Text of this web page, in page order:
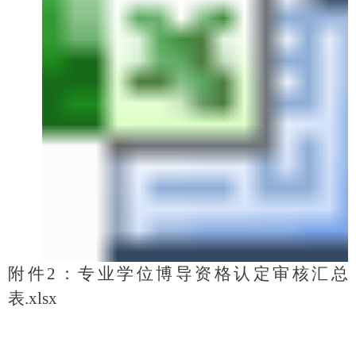
附件2：专业学位博导资格认定审核汇总
表.xlsx